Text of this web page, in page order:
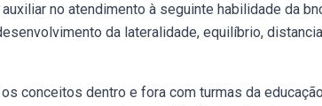
no atendimento à seguinte habilidade da
da lateralidade, equilíbrio,
conceitos dentro e fora com turmas da